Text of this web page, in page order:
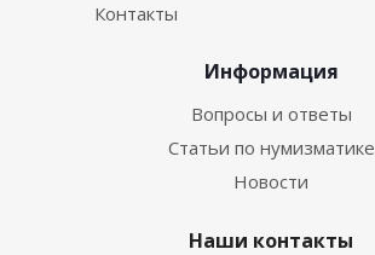
Контакты
Информация
Вопросы и ответы
Статьи по нумизматике
Новости
Наши контакты